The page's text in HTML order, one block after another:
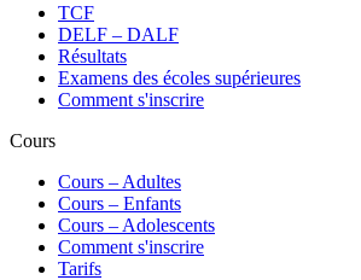
TCF
DELF – DALF
Résultats
Examens des écoles supérieures
Comment s'inscrire
Cours
Сours – Adultes
Cours – Enfants
Cours – Adolescents
Comment s'inscrire
Tarifs